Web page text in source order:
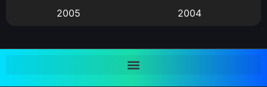
Bitch (ผู้หญิงร่าน)
2005
2004